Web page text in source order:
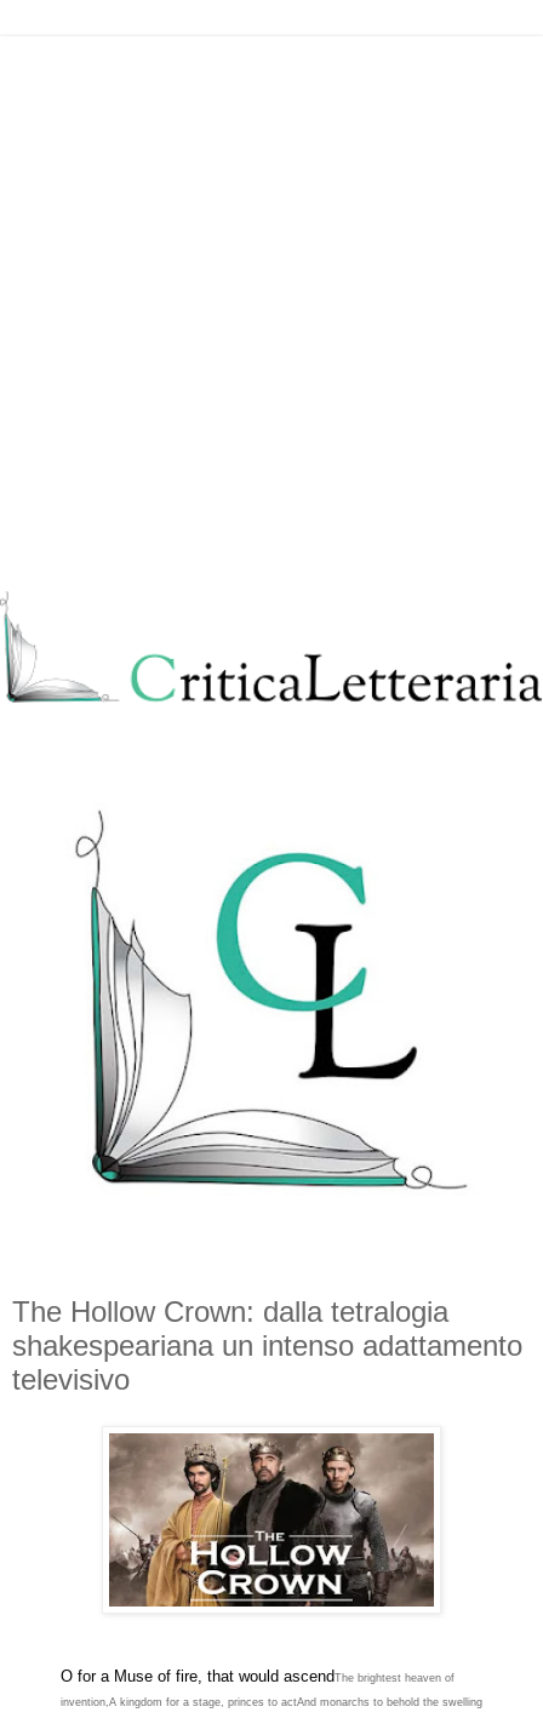
The Hollow Crown: dalla tetralogia
shakespeariana un intenso adattamento
televisivo
O for a Muse of fire, that would ascendThe brightest heaven of
invention, A kingdom for a stage, princes to actAnd monarchs to behold the swelling